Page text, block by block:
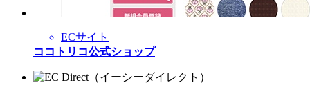
ECサイト
ココトリコ公式ショップ